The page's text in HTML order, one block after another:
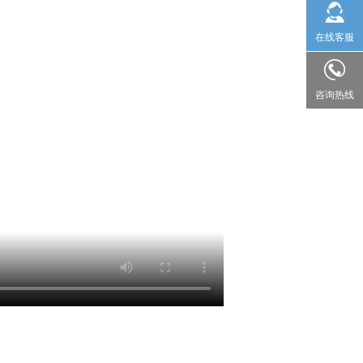
在线客服
咨询热线